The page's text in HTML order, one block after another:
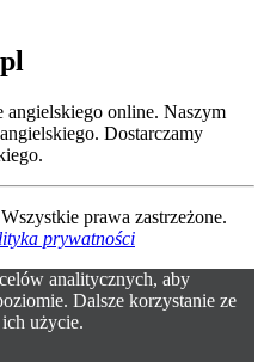
angielskiego online. Naszym
Dostarczamy
prawa zastrzeżone.
prywatności
analitycznych, aby
Dalsze korzystanie ze
ich użycie.